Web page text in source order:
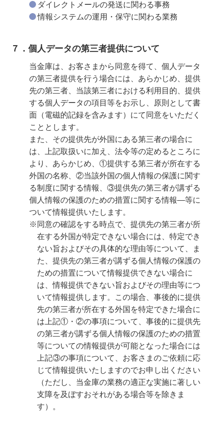
ダイレクトメールの発送に関わる事務
情報システムの運用・保守に関わる業務
７．個人データの第三者提供について
当金庫は、お客さまから同意を得て、個人データ
の第三者提供を行う場合には、あらかじめ、提供
先の第三者、当該第三者における利用目的、提供
する個人データの項目等をお示し、原則として書
面（電磁的記録を含みます）にて同意をいただく
こととします。
また、その提供先が外国にある第三者の場合に
は、上記取扱いに加え、法令等の定めるところに
より、あらかじめ、①提供する第三者が所在する
外国の名称、②当該外国の個人情報の保護に関す
る制度に関する情報、③提供先の第三者が講ずる
個人情報の保護のための措置に関する情報―等に
ついて情報提供いたします。
※同意の確認をする時点で、提供先の第三者が所
在する外国が特定できない場合には、特定でき
ない旨およびその具体的な理由等について、ま
た、提供先の第三者が講ずる個人情報の保護の
ための措置について情報提供できない場合に
は、情報提供できない旨およびその理由等につ
いて情報提供します。この場合、事後的に提供
先の第三者が所在する外国を特定できた場合に
は上記①・②の事項について、事後的に提供先
の第三者が講ずる個人情報の保護のための措置
等についての情報提供が可能となった場合には
上記③の事項について、お客さまのご依頼に応
じて情報提供いたしますのでお申し出ください
（ただし、当金庫の業務の適正な実施に著しい
支障を及ぼすおそれがある場合等を除きま
す）。